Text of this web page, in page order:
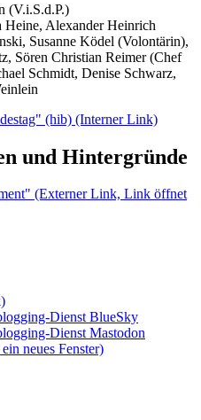
(V.i.S.d.P.)
Heine, Alexander Heinrich
Susanne Ködel (Volontärin),
Sören Christian Reimer (Chef
Schmidt, Denise Schwarz,
(hib) (Interner Link)
und Hintergründe
(Externer Link, Link öffnet
Dienst BlueSky
Dienst Mastodon
neues Fenster)